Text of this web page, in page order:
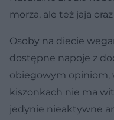
morza, ale też jaja oraz
Osoby na diecie
dostępne napoje z
obiegowym opiniom,
kiszonkach nie ma
jedynie nieaktywne